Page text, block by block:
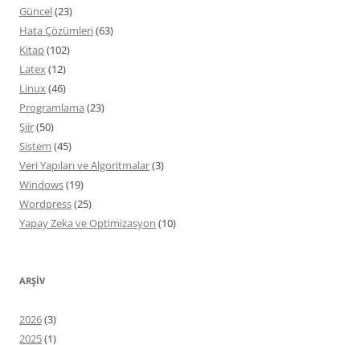
Güncel(23)
Hata Çözümleri(63)
Kitap(102)
Latex(12)
Linux(46)
Programlama (23)
Şiir(50)
Sistem (45)
Veri Yapıları ve Algoritmalar(3)
Windows(19)
Wordpress(25)
Yapay Zeka ve Optimizasyon (10)
ARŞIV
2026(3)
2025(1)